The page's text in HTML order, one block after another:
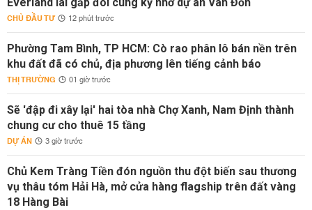
CHỦ ĐẦU TƯ 12 phút trước
Phường Tam Bình, TP HCM: Cò rao phân lô bán nền trên
khu đất đã có chủ, địa phương lên tiếng cảnh báo
THỊ TRƯỜNG 01 giờ trước
Sẽ 'đập đi xây lại' hai tòa nhà Chợ Xanh, Nam Định thành
chung cư cho thuê 15 tầng
DỰ ÁN 3 giờ trước
Chủ Kem Tràng Tiền đón nguồn thu đột biến sau thương
vụ thâu tóm Hải Hà, mở cửa hàng flagship trên đất vàng
18 Hàng Bài